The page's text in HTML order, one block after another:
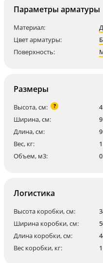
Параметры арматуры
Материал:
Цвет арматуры:
Поверхность:
Размеры
Высота, см: ?
Ширина, см:
9
Длина, см:
9
Вес, кг:
1
Объем, м3:
0
Логистика
Высота коробки, см:
Ширина коробки, см:
Длина коробки, см:
Вес коробки, кг:
1